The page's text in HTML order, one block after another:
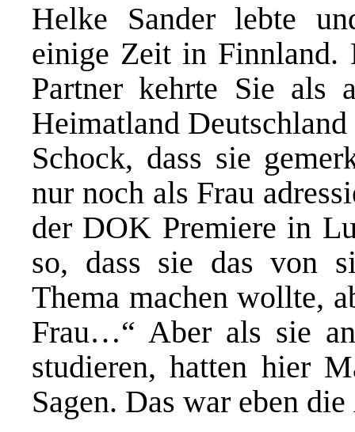
Helke Sander lebte
einige Zeit in Finnland.
Partner kehrte Sie als
Heimatland
Schock, dass sie
nur noch als Frau
der DOK Premiere in
so, dass sie das von
Thema machen wollte,
Frau…“ Aber als sie
studieren, hatten hier
Sagen. Das war eben